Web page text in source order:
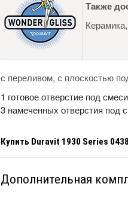
Также
с переливом, с плоскостью
1 готовое отверстие под
3 намеченных отверстия под
Купить Duravit 1930 Series
Дополнительная